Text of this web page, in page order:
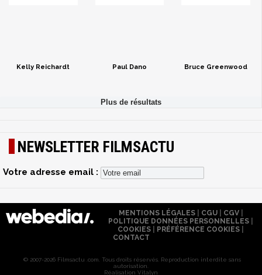
Kelly Reichardt Paul Dano Bruce Greenwood
NEWSLETTER FILMSACTU
Votre adresse email :
MENTIONS LÉGALES| CGU| CGV|
POLITIQUE DONNÉES PERSONNELLES
COOKIES
PRÉFÉRENCE COOKIES
CONTACT
© 2007-2026 Filmsactu .com. Tous droits réservés. Reproduction interdite sans
autorisation.
Réalisation Vitalyn